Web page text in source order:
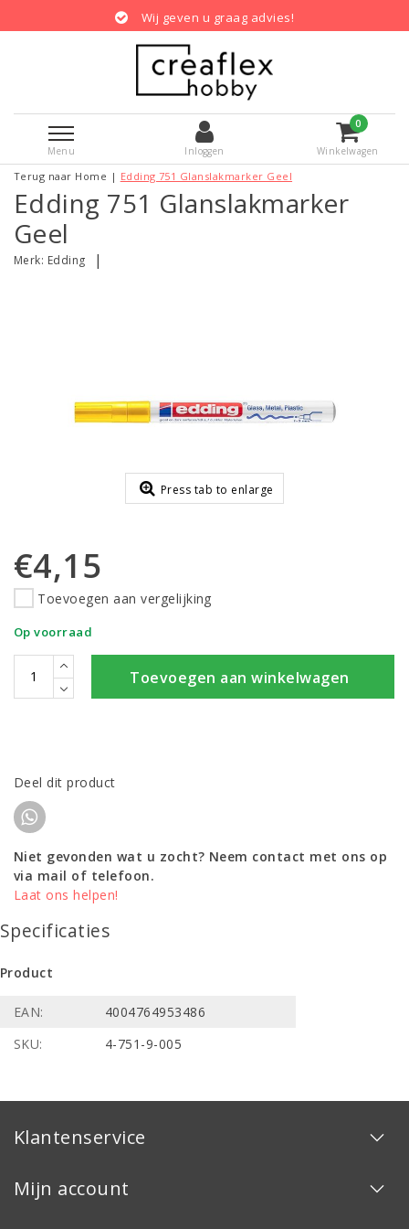
Wij geven u graag advies!
Menu Inloggen
0
Winkelwagen
Terug naar Home | Edding 751 Glanslakmarker Geel
Edding 751 Glanslakmarker
Geel
Merk: Edding |
Press tab to enlarge
€4,15
Toevoegen aan vergelijking
Op voorraad
Toevoegen aan winkelwagen
Deel dit product
Niet gevonden wat u zocht? Neem contact met ons op
via mail of telefoon.
Laat ons helpen!
Specificaties
Product
EAN:
4004764953486
SKU:
4-751-9-005
Klantenservice
Mijn account